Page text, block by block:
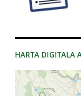
HARTA DIGITALA